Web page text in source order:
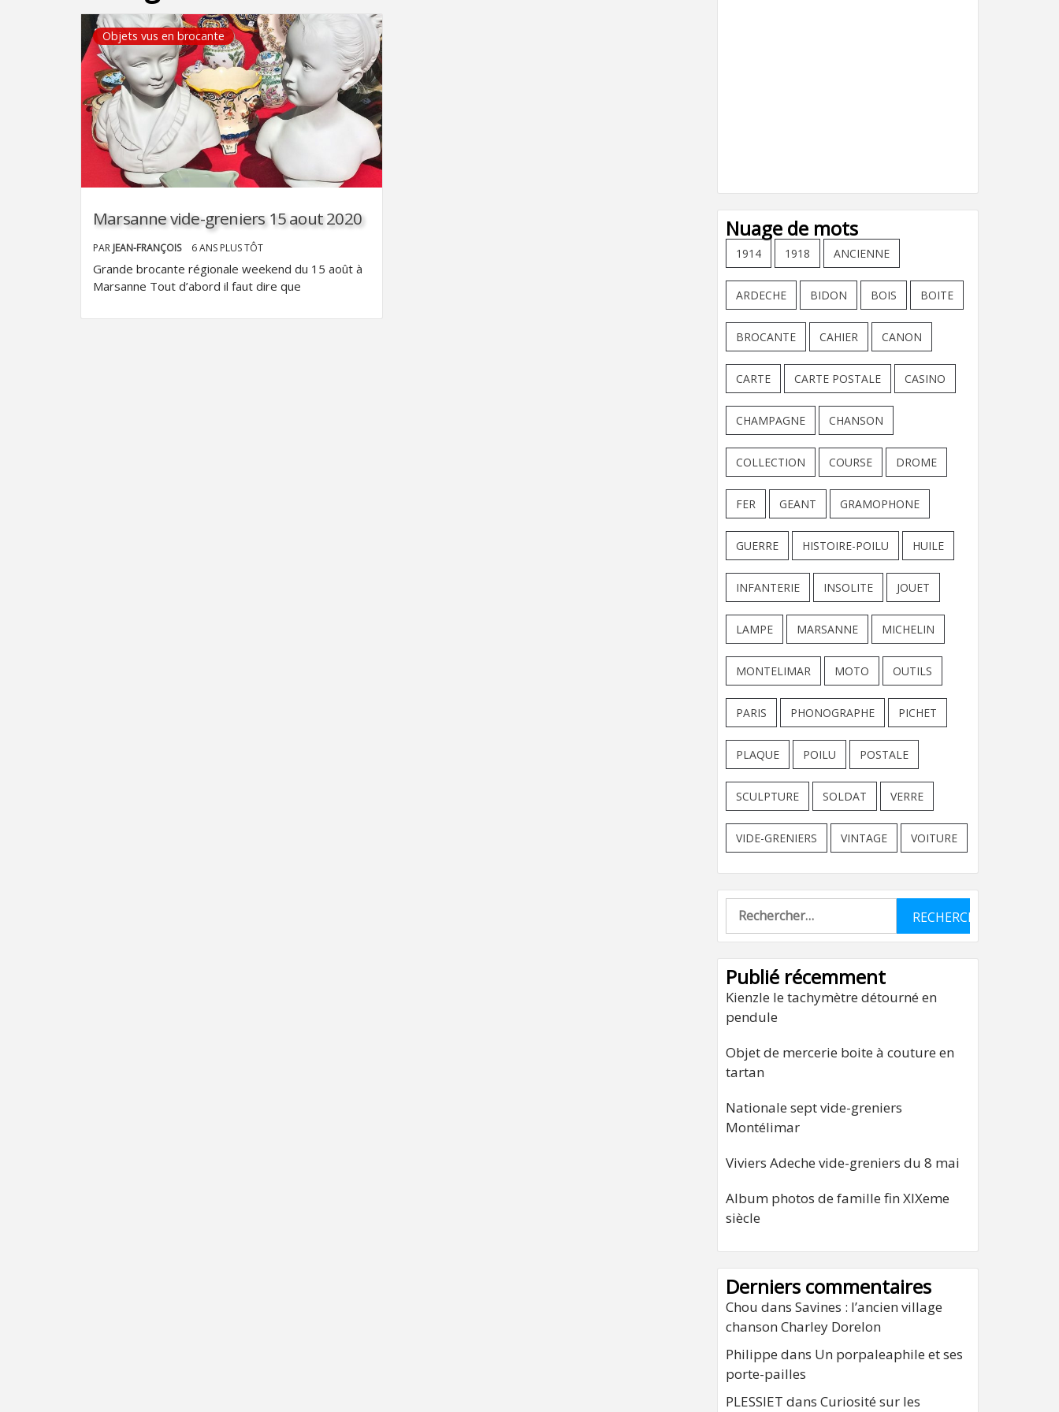
Objets vus en brocante
Marsanne vide-greniers 15 aout 2020
PAR JEAN-FRANÇOIS 6 ANS PLUS TÔT
Grande brocante régionale weekend du 15 août à
Marsanne Tout d’abord il faut dire que
Nuage de mots
1914 1918 ANCIENNE
ARDECHE BIDON BOIS BOITE
BROCANTE CAHIER CANON
CARTE CARTE POSTALE CASINO
CHAMPAGNE CHANSON
COLLECTION COURSE DROME
FER GEANT GRAMOPHONE
GUERRE HISTOIRE-POILU HUILE
INFANTERIE INSOLITE JOUET
LAMPE MARSANNE MICHELIN
MONTELIMAR MOTO OUTILS
PARIS PHONOGRAPHE PICHET
PLAQUE POILU POSTALE
SCULPTURE SOLDAT VERRE
VIDE-GRENIERS VINTAGE VOITURE
Rechercher :
Publié récemment
Kienzle le tachymètre détourné en
pendule
Objet de mercerie boite à couture en
tartan
Nationale sept vide-greniers
Montélimar
Viviers Adeche vide-greniers du 8 mai
Album photos de famille fin XIXeme
siècle
Derniers commentaires
Chou dans Savines : l’ancien village
chanson Charley Dorelon
Philippe dans Un porpaleaphile et ses
porte-pailles
PLESSIET dans Curiosité sur les